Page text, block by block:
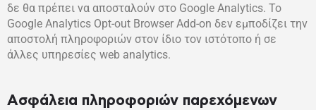
δε θα πρέπει να αποσταλούν στο Google Analytics. Το
Google Analytics Opt-out Browser Add-on δεν εμποδίζει την
αποστολή πληροφοριών στον ίδιο τον ιστότοπο ή σε
άλλες υπηρεσίες web analytics.
Aσφάλεια πληροφοριών παρεχόμενων